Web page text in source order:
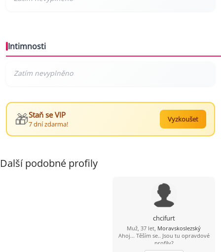
Intimnosti
🎁Staň se VIP
7 dní zdarma!
Vyzkoušet
Další podobné profily
chcifurt
Muž, 37 let, Moravskoslezský
Ahoj... Těším se.. Jsou tu opravdové
profily?